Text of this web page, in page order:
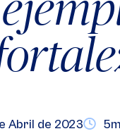
Abril de 2023